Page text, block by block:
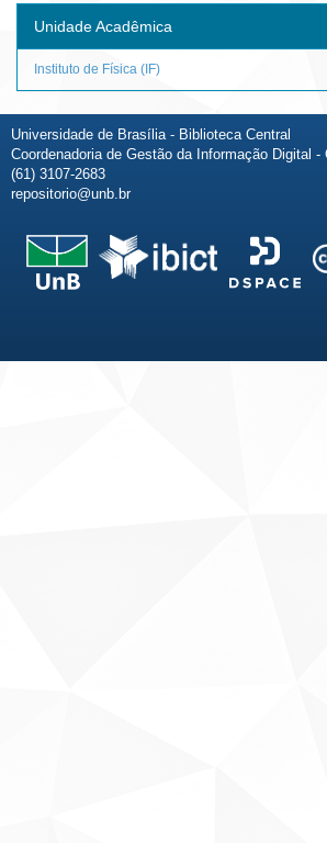
Unidade Acadêmica
Instituto de Física (IF)
Universidade de Brasília - Biblioteca Central
Coordenadoria de Gestão da Informação Digital -
(61) 3107-2683
repositorio@unb.br